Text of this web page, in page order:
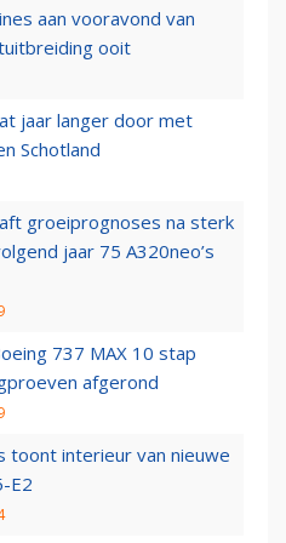
aan vooravond van
ooit
jaar langer door met
Schotland
groeiprognoses na sterk
jaar 75 A320neo’s
737 MAX 10 stap
afgerond
toont interieur van nieuwe
E2